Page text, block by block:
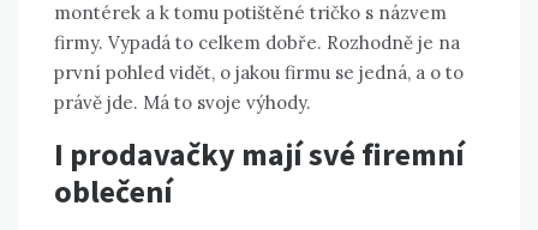
montérek a k tomu potištěné tričko s názvem
firmy. Vypadá to celkem dobře. Rozhodně je na
první pohled vidět, o jakou firmu se jedná, a o to
právě jde. Má to svoje výhody.
I prodavačky mají své firemní
oblečení